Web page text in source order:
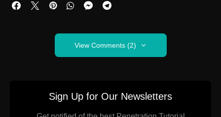
View Comments (2)
Sign Up for Our Newsletters